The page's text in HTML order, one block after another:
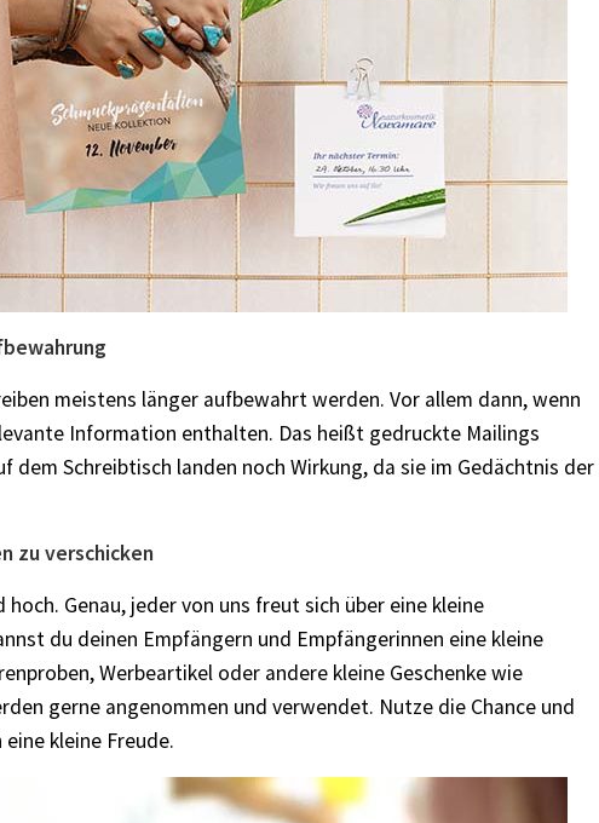
meistens länger aufbewahrt werden. Vor allem dann, wenn
Information enthalten. Das heißt gedruckte Mailings
dem Schreibtisch landen noch Wirkung, da sie im Gedächtnis der
zu verschicken
Genau, jeder von uns freut sich über eine kleine
du deinen Empfängern und Empfängerinnen eine kleine
Werbeartikel oder andere kleine Geschenke wie
gerne angenommen und verwendet. Nutze die Chance und
kleine Freude.